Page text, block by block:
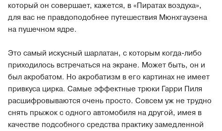
который он совершает, кажется, в «Пиратах воздуха»,
для вас не правдоподобнее путешествия Мюнхгаузена
на пушечном ядре.
Это самый искусный шарлатан, с которым когда-либо
приходилось встречаться на экране. Может быть, он и
был акробатом. Но акробатизм в его картинах не имеет
привкуса цирка. Самые эффектные трюки Гарри Пиля
расшифровываются очень просто. Совсем уж не трудно
снять прыжок с одного автомобиля на другой, имея в
качестве подсобного средства практику замедленной